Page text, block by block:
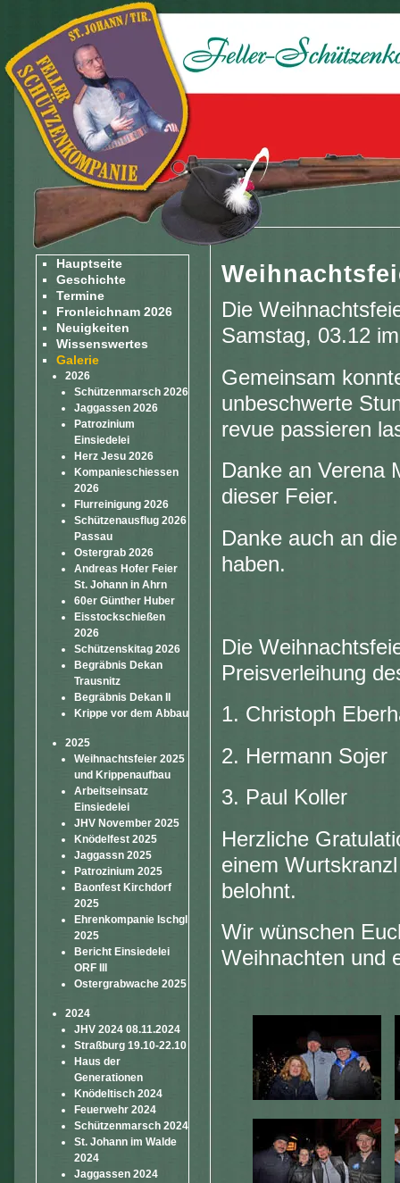
Hauptseite
Geschichte
Termine
Fronleichnam 2026
Neuigkeiten
Wissenswertes
Galerie
2026
Schützenmarsch 2026
Jaggassen 2026
Patrozinium
Einsiedelei
Herz Jesu 2026
Kompanieschiessen
2026
Flurreinigung 2026
Schützenausflug 2026
Passau
Ostergrab 2026
Andreas Hofer Feier
St. Johann in Ahrn
60er Günther Huber
Eisstockschießen
2026
Schützenskitag 2026
Begräbnis Dekan
Trausnitz
Begräbnis Dekan II
Krippe vor dem Abbau
2025
Weihnachtsfeier 2025
und Krippenaufbau
Arbeitseinsatz
Einsiedelei
JHV November 2025
Knödelfest 2025
Jaggassn 2025
Patrozinium 2025
Baonfest Kirchdorf
2025
Ehrenkompanie Ischgl
2025
Bericht Einsiedelei
ORF III
Ostergrabwache 2025
2024
JHV 2024 08.11.2024
Straßburg 19.10-22.10
Haus der
Generationen
Knödeltisch 2024
Feuerwehr 2024
Schützenmarsch 2024
St. Johann im Walde
2024
Jaggassen 2024
Die
Samstag, 03.12
Gemeinsam
unbeschwerte
revue passieren
Danke an Verena
dieser Feier.
Danke auch an
haben.
Die
Preisverleihung
1. Christoph
2. Hermann Sojer
3. Paul Koller
Herzliche
einem
belohnt.
Wir wünschen
Weihnachten und